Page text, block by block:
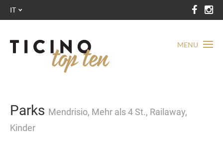
MENU
IT
Parks Mendrisio, Mehr als 4 St., Railaway,
Kinder